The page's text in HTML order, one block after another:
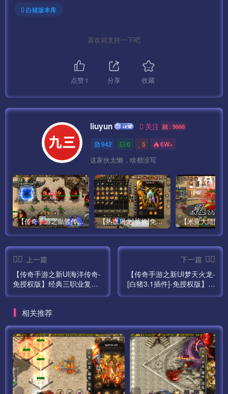
白猪版本库
喜欢就支持一下吧
点赞1 分享 收藏
liuyun 关注 靓 : 9888
942 0 5 6W+
这家伙太懒，啥都没写
【传奇手游之骷髅传说第二季十大陆[白猪3]免授权版】经典单职业复古特色战神引擎传奇手游最新打包Win服务端源码视频架设教程-怀旧复古-经典耐玩–新版GM多功能网页授权物品后台-GM直冲网页后台-安卓苹果IOS双端版本！ 【热血屠龙[裤衩]免授权修复版】采用经典战神引擎三职业特色游戏最新打包Win服务端源码视频架设教程-GM直冲后台-新版GM多功能授权物品后台-安卓苹果IOS双端版本-传奇手游！
上一篇
【传奇手游之新UI海洋传奇-
免授权版】经典三职业复古
程-新版GM多功能网页授权
安卓苹果IOS双端版本！
下一篇
【传奇手游之新UI梦天火龙-
[白猪3.1插件]-免授权版】经
直冲网页后台-安卓苹果IOS
双端版本！
相关推荐